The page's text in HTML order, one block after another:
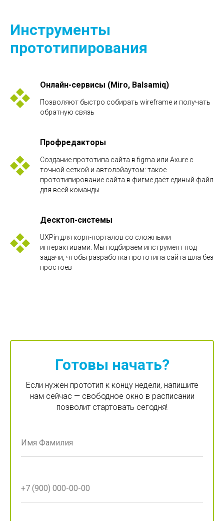
Инструменты
прототипирования
Онлайн-сервисы (Miro, Balsamiq)
Позволяют быстро собирать wireframe и получать
обратную связь
Профредакторы
Создание прототипа сайта в figma или Axure с
точной сеткой и автолэйаутом: такое
прототипирование сайта в фигме даёт единый файл
для всей команды
Десктоп-системы
UXPin для корп-порталов со сложными
интерактивами. Мы подбираем инструмент под
задачи, чтобы разработка прототипа сайта шла без
простоев
Готовы начать?
Если нужен прототип к концу недели, напишите
нам сейчас — свободное окно в расписании
позволит стартовать сегодня!